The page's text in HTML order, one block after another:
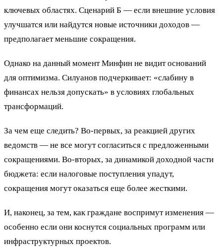
ключевых областях. Сценарий Б — если внешние условия
улучшатся или найдутся новые источники доходов —
предполагает меньшие сокращения.
Однако на данный момент Минфин не видит оснований
для оптимизма. Силуанов подчеркивает: «слабину в
финансах нельзя допускать» в условиях глобальных
трансформаций.
За чем еще следить? Во-первых, за реакцией других
ведомств — не все могут согласиться с предложенными
сокращениями. Во-вторых, за динамикой доходной части
бюджета: если налоговые поступления упадут,
сокращения могут оказаться еще более жесткими.
И, наконец, за тем, как граждане воспримут изменения —
особенно если они коснутся социальных программ или
инфраструктурных проектов.